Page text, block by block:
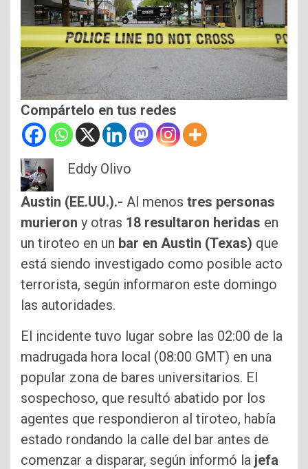
Compártelo en tus redes
Eddy Olivo
Austin (EE.UU.).- Al menos tres personas
murieron y otras 18 resultaron heridas en
un tiroteo en un bar en Austin (Texas) que
está siendo investigado como posible acto
terrorista, según informaron este domingo
las autoridades.
El incidente tuvo lugar sobre las 02:00 de la
madrugada hora local (08:00 GMT) en una
popular zona de bares universitarios. El
sospechoso, que resultó abatido por los
agentes que respondieron al tiroteo, había
estado rondando la calle del bar antes de
comenzar a disparar, según informó la jefa